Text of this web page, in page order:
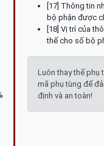
[17] Thông tin
bộ phận được
[18] Vị trí của
thế cho số bộ
Luôn thay thế phụ
mã phụ tùng để
định và an toàn!